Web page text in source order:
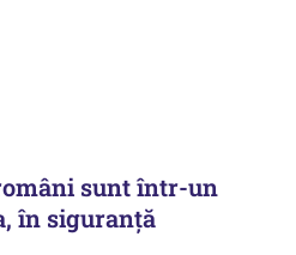
sunt într-un
în siguranţă